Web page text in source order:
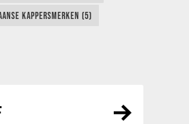
KAPPERSMERKEN (5)